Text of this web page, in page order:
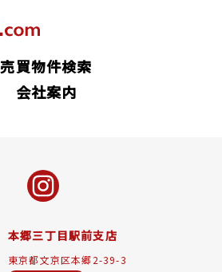
売買物件検索
会社案内
本郷三丁目駅前支店
東京都文京区本郷2-39-3